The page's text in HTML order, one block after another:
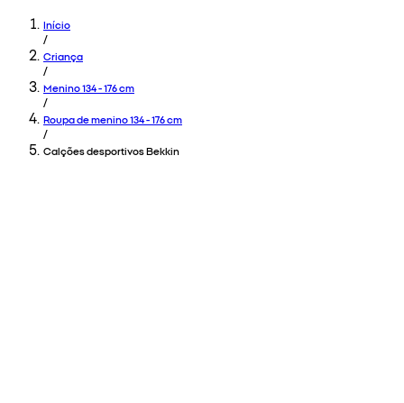
Início
/
Criança
/
Menino 134 - 176 cm
/
Roupa de menino 134 - 176 cm
/
Calções desportivos Bekkin